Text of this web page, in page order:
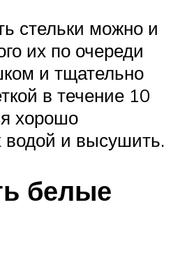
стельки можно и
их по очереди
и тщательно
в течение 10
хорошо
водой и высушить.
белые